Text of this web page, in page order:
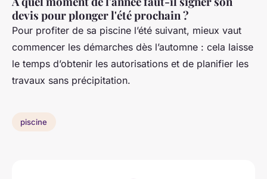
devis pour plonger l'été prochain ?
Pour profiter de sa piscine l’été suivant, mieux vaut
commencer les démarches dès l’automne : cela laisse
le temps d’obtenir les autorisations et de planifier les
travaux sans précipitation.
piscine